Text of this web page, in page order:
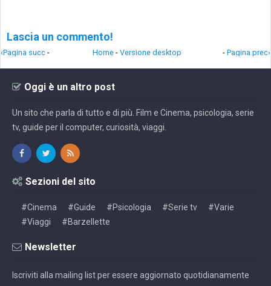
Lascia un commento!
‹Pagina succ - - Pagina prec›
Home - Versione desktop
Oggi è un altro post
Un sito che parla di tutto e di più. Film e Cinema, psicologia, serie
tv, guide per il computer, curiosità, viaggi.
Sezioni del sito
#Cinema #Guide #Psicologia #Serie tv
#Varie
#Viaggi
#Barzellette
Newsletter
Iscriviti alla mailing list per essere aggiornato quotidianamente